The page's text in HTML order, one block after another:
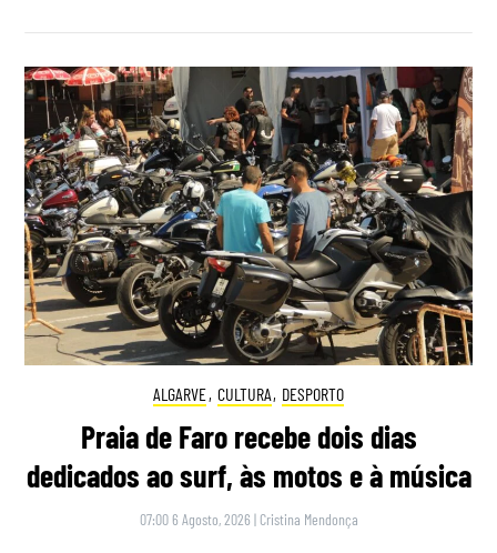
ALGARVE, CULTURA, DESPORTO
Praia de Faro recebe dois dias
dedicados ao surf, às motos e à música
07:00 6 Agosto, 2026 | Cristina Mendonça